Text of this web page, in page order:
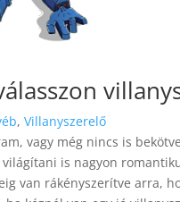
, Villanyszerelő
vagy még nincs is
is nagyon
van rákényszerítve arra,